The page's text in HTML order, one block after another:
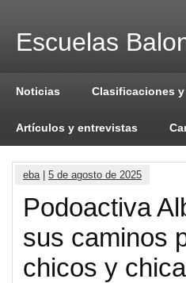
Escuelas
Noticias Clasificaciones
Artículos y entrevistas
eba| 5 de agosto de 2025
Podoactiva
sus caminos
chicos y